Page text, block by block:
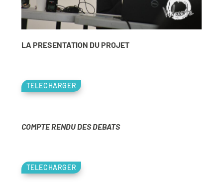
LA PRESENTATION DU PROJET
TELECHARGER
COMPTE RENDU DES DEBATS
TELECHARGER